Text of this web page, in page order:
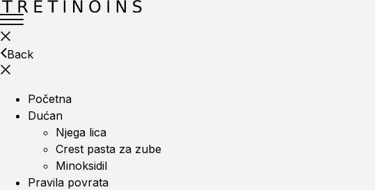
Back
Početna
Dućan
Njega lica
Crest pasta za zube
Minoksidil
Pravila povrata